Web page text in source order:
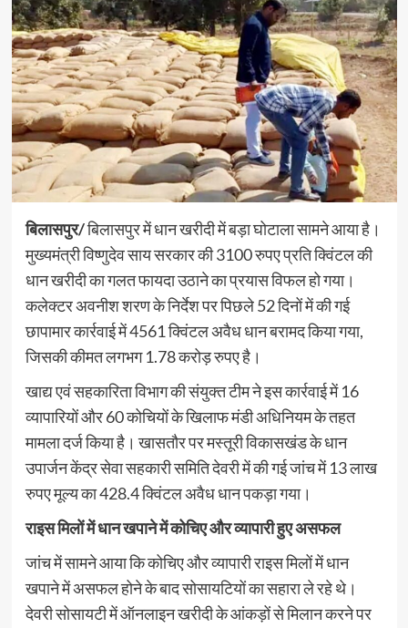
बिलासपुर/बिलासपुर में धान खरीदी में बड़ा घोटाला सामने आया है।
मुख्यमंत्री विष्णुदेव साय सरकार की 3100 रुपए प्रति क्विंटल की
धान खरीदी का गलत फायदा उठाने का प्रयास विफल हो गया।
कलेक्टर अवनीश शरण के निर्देश पर पिछले 52 दिनों में की गई
छापामार कार्रवाई में 4561 क्विंटल अवैध धान बरामद किया गया,
जिसकी कीमत लगभग 1.78 करोड़ रुपए है।
खाद्य एवं सहकारिता विभाग की संयुक्त टीम ने इस कार्रवाई में 16
व्यापारियों और 60 कोचियों के खिलाफ मंडी अधिनियम के तहत
मामला दर्ज किया है। खासतौर पर मस्तूरी विकासखंड के धान
उपार्जन केंद्र सेवा सहकारी समिति देवरी में की गई जांच में 13 लाख
रुपए मूल्य का 428.4 क्विंटल अवैध धान पकड़ा गया।
राइस मिलों में धान खपाने में कोचिए और व्यापारी हुए असफल
जांच में सामने आया कि कोचिए और व्यापारी राइस मिलों में धान
खपाने में असफल होने के बाद सोसायटियों का सहारा ले रहे थे।
देवरी सोसायटी में ऑनलाइन खरीदी के आंकड़ों से मिलान करने पर